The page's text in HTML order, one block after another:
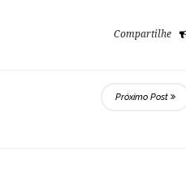
Compartilhe
Próximo Post